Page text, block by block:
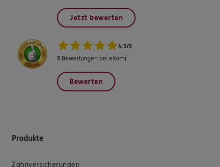
Jetzt bewerten
4.9/5
5 Bewertungen bei eKomi
Bewerten
Produkte
Zahnversicherungen